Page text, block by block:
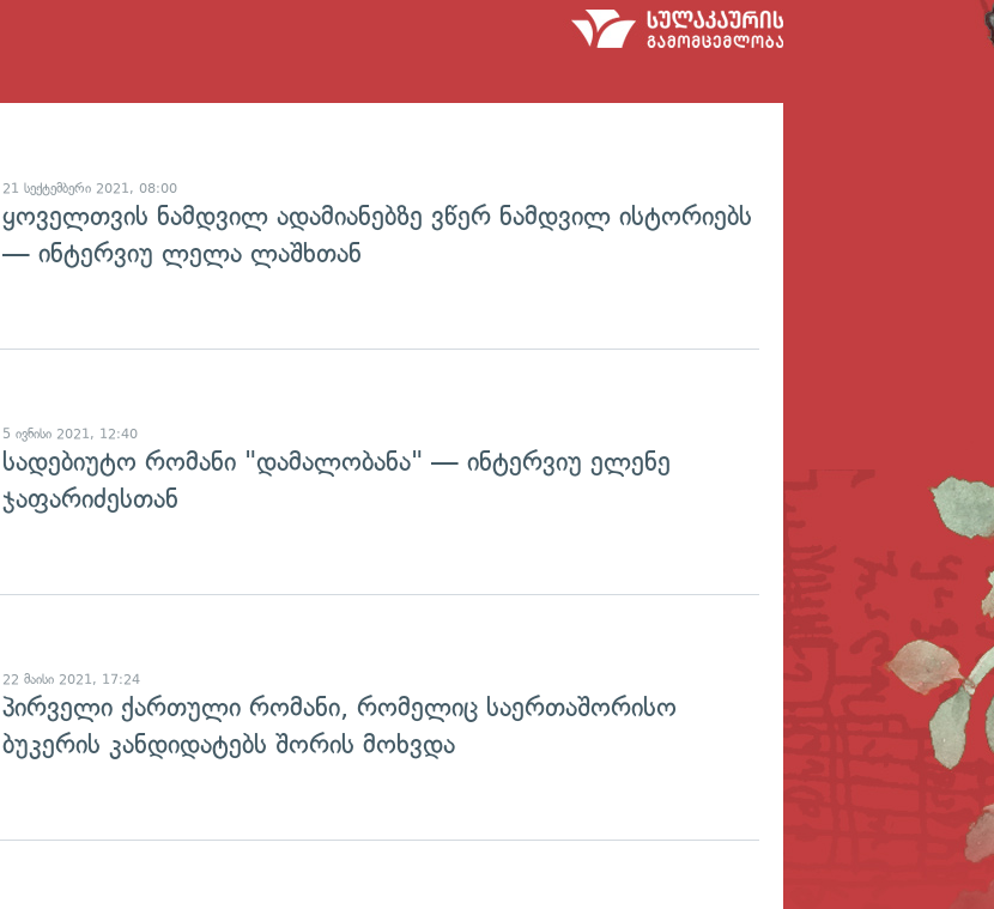
21 სექტემბერი 2021, 08:00
ყოველთვის ნამდვილ ადამიანებზე ვწერ ნამდვილ ისტორიებს
— ინტერვიუ ლელა ლაშხთან
5 ივნისი 2021, 12:40
სადებიუტო რომანი "დამალობანა" — ინტერვიუ ელენე
ჯაფარიძესთან
22 მაისი 2021, 17:24
პირველი ქართული რომანი, რომელიც საერთაშორისო
ბუკერის კანდიდატებს შორის მოხვდა